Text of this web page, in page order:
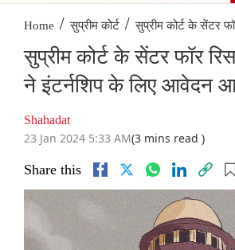
Home / सुप्रीम कोर्ट / सुप्रीम कोर्ट के सेंटर
सुप्रीम कोर्ट के सेंटर फॉर
ने इंटर्नशिप के लिए आवेदन
Shahadat
23 Jan 2024 5:33 AM(3 mins read )
Share this